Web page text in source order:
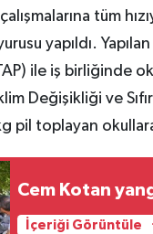
tüm
yapıldı.
ile iş birliğinde
Değişikliği ve
pil toplayan
Cem Kotan
İçeriği Görüntüle